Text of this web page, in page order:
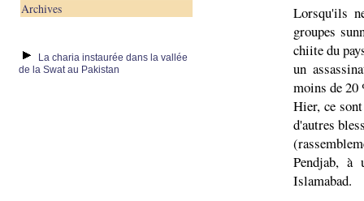
Archives
La charia instaurée dans la vallée
de la Swat au Pakistan
Lorsqu'ils
groupes
chiite du
un
moins de 20
Hier, ce
d'autres
Pendjab, à
Islamabad.